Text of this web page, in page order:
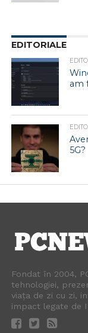
EDITORIALE
am
5G?
Fondat în 2004,
tehnologiei,
viața de zi cu zi,
impact legate de